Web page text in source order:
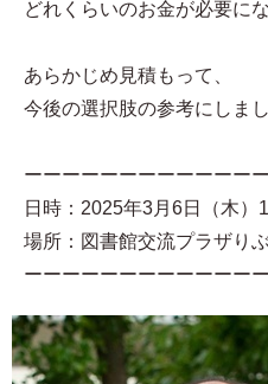
どれくらいのお金が必要に
あらかじめ見積もって、
今後の選択肢の参考にしまし
ーーーーーーーーーーーー
日時：2025年3月6日（木）
場所：図書館交流プラザり
ーーーーーーーーーーーー